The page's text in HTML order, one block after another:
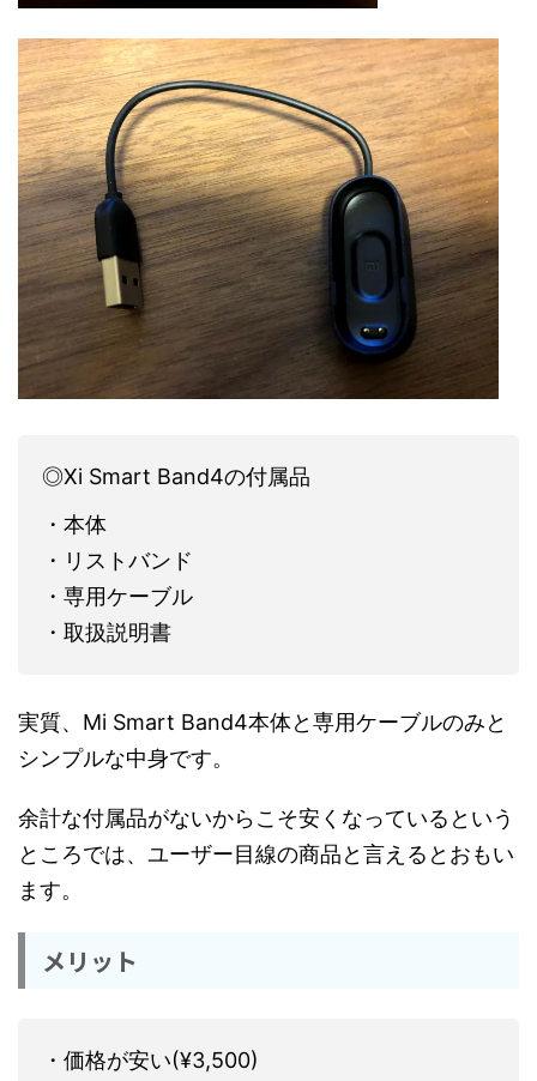
◎Xi Smart Band4の付属品
・本体
・リストバンド
・専用ケーブル
・取扱説明書
実質、Mi Smart Band4本体と専用ケーブルのみと
シンプルな中身です。
余計な付属品がないからこそ安くなっているという
ところでは、ユーザー目線の商品と言えるとおもい
ます。
メリット
・価格が安い(¥3,500)